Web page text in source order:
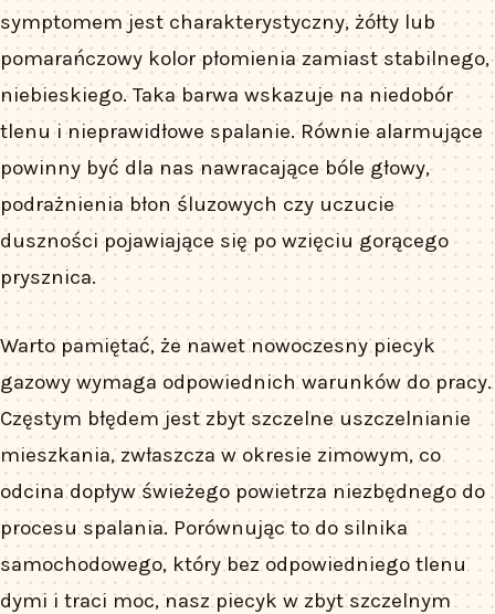
symptomem jest charakterystyczny, żółty lub
pomarańczowy kolor płomienia zamiast stabilnego,
niebieskiego. Taka barwa wskazuje na niedobór
tlenu i nieprawidłowe spalanie. Równie alarmujące
powinny być dla nas nawracające bóle głowy,
podrażnienia błon śluzowych czy uczucie
duszności pojawiające się po wzięciu gorącego
prysznica.
Warto pamiętać, że nawet nowoczesny piecyk
gazowy wymaga odpowiednich warunków do pracy.
Częstym błędem jest zbyt szczelne uszczelnianie
mieszkania, zwłaszcza w okresie zimowym, co
odcina dopływ świeżego powietrza niezbędnego do
procesu spalania. Porównując to do silnika
samochodowego, który bez odpowiedniego tlenu
dymi i traci moc, nasz piecyk w zbyt szczelnym